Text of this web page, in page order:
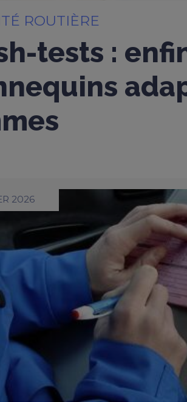
ROUTIÈRE
tests :
2026